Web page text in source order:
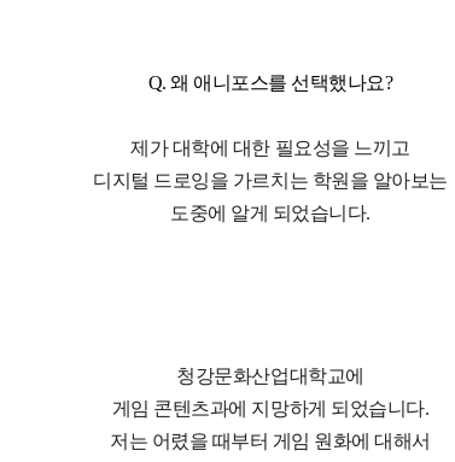
Q. 왜 애니포스를 선택했나요?
제가 대학에 대한 필요성을 느끼고
디지털 드로잉을 가르치는 학원을 알아보는
도중에 알게 되었습니다.
청강문화산업대학교에
게임 콘텐츠과에 지망하게 되었습니다.
저는 어렸을 때부터 게임 원화에 대해서